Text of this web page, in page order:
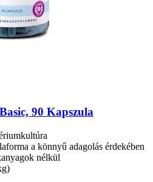
90 Kapszula
a könnyű adagolás érdekében
nélkül